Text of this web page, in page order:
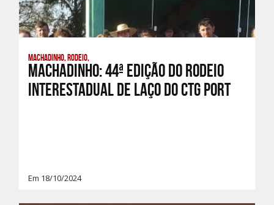
Machadinho, Rodeio,
Machadinho: 44ª edição do Rodeio
Interestadual de Laço do CTG Port
Em 18/10/2024